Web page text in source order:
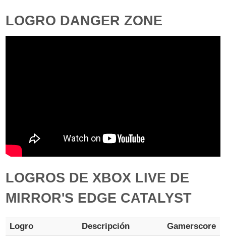
LOGRO DANGER ZONE
LOGROS DE XBOX LIVE DE
MIRROR'S EDGE CATALYST
Logro Descripción
Gamerscore